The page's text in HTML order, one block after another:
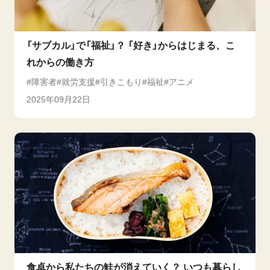
「サブカル」で「福祉」？ 「好き」からはじまる、こ
れからの働き方
障害者 就労支援 引きこもり 福祉
アニメ
2025年09月22日
食卓から私たちの鮭が消えていく？ いつも暮らし